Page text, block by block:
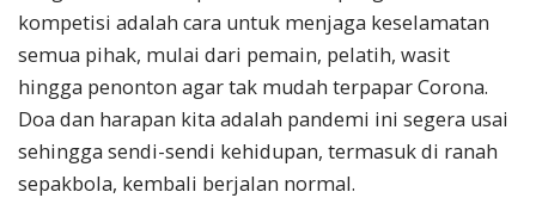
kompetisi adalah cara untuk menjaga keselamatan
semua pihak, mulai dari pemain, pelatih, wasit
hingga penonton agar tak mudah terpapar Corona.
Doa dan harapan kita adalah pandemi ini segera usai
sehingga sendi-sendi kehidupan, termasuk di ranah
sepakbola, kembali berjalan normal.